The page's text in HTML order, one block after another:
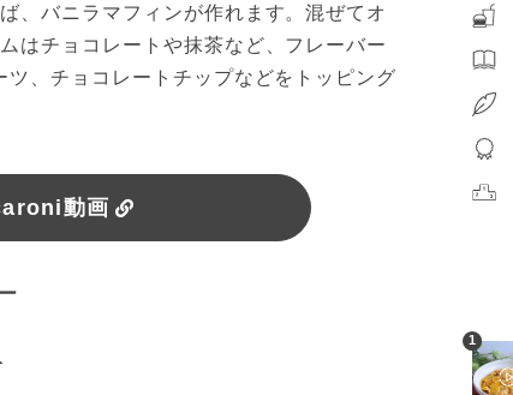
、バニラマフィンが作れます。混ぜてオ
はチョコレートや抹茶など、フレーバー
、チョコレートチップなどをトッピング
動画
1